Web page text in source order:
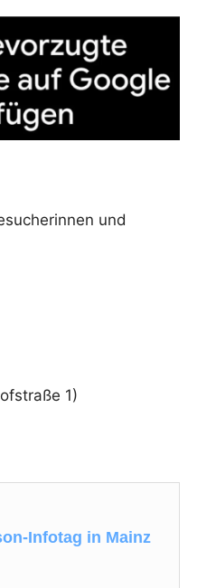
und
1)
Infotag in Mainz